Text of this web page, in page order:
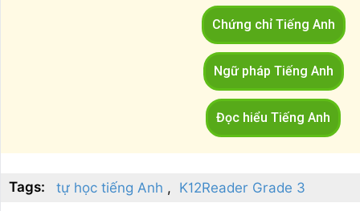
Chứng chỉ Tiếng Anh
Ngữ pháp Tiếng Anh
Đọc hiểu Tiếng Anh
Tags: tự học tiếng Anh K12Reader Grade 3